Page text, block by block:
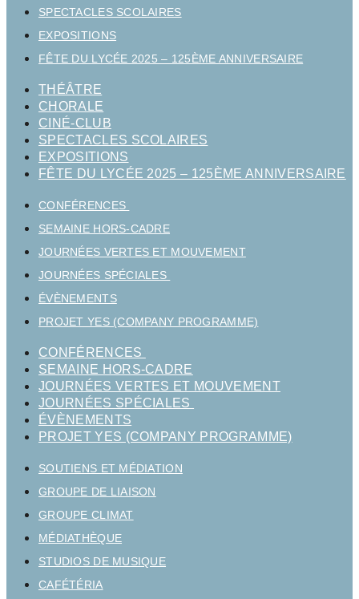
SPECTACLES SCOLAIRES
EXPOSITIONS
FÊTE DU LYCÉE 2025 – 125ÈME ANNIVERSAIRE
THÉÂTRE
CHORALE
CINÉ-CLUB
SPECTACLES SCOLAIRES
EXPOSITIONS
FÊTE DU LYCÉE 2025 – 125ÈME ANNIVERSAIRE
CONFÉRENCES
SEMAINE HORS-CADRE
JOURNÉES VERTES ET MOUVEMENT
JOURNÉES SPÉCIALES
ÉVÈNEMENTS
PROJET YES (COMPANY PROGRAMME)
CONFÉRENCES
SEMAINE HORS-CADRE
JOURNÉES VERTES ET MOUVEMENT
JOURNÉES SPÉCIALES
ÉVÈNEMENTS
PROJET YES (COMPANY PROGRAMME)
SOUTIENS ET MÉDIATION
GROUPE DE LIAISON
GROUPE CLIMAT
MÉDIATHÈQUE
STUDIOS DE MUSIQUE
CAFÉTÉRIA